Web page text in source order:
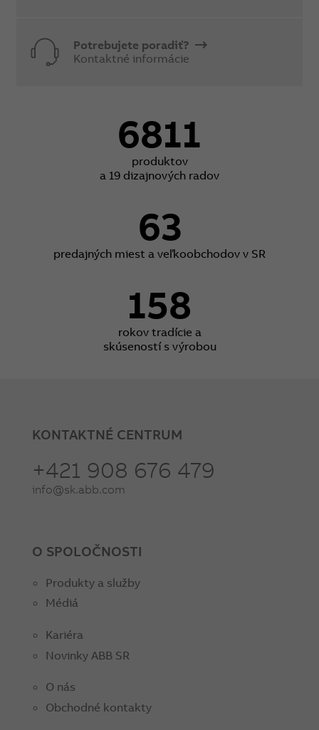
Potrebujete poradiť?
Kontaktné informácie
6811
produktov
a 19 dizajnových radov
63
predajných miest a veľkoobchodov v SR
158
rokov tradície a
skúseností s výrobou
KONTAKTNÉ CENTRUM
+421 908 676 479
info@sk.abb.com
O SPOLOČNOSTI
Produkty a služby
Médiá
Kariéra
Novinky ABB SR
O nás
Obchodné kontakty